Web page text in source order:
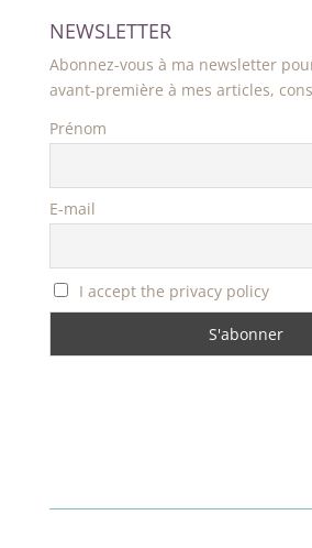
NEWSLETTER
Abonnez-vous à ma newsletter
avant-première à mes articles,
Prénom
E-mail
I accept the privacy policy